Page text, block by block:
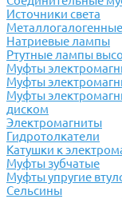
Источники света
Натриевые лампы
Ртутные лампы
Муфты
Муфты
Муфты
диском
Электромагниты
Гидротолкатели
Катушки к
Муфты зубчатые
Муфты упругие
Сельсины